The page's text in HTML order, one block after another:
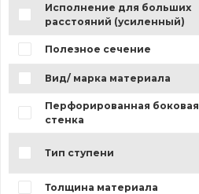
Исполнение для больших
расстояний (усиленный)
Полезное сечение
Вид/ марка материала
Перфорированная боковая
стенка
Тип ступени
Толщина материала